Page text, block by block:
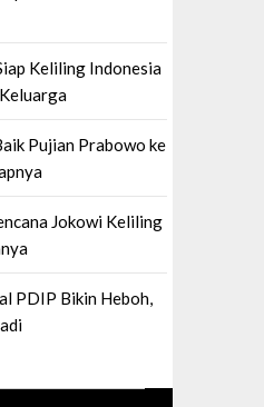
Keliling Indonesia
Pujian Prabowo ke
Jokowi Keliling
PDIP Bikin Heboh,